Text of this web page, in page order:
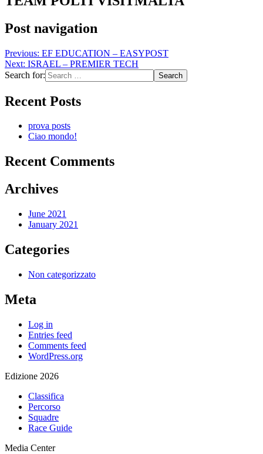
Post navigation
Previous: EF EDUCATION – EASYPOST
Next: ISRAEL – PREMIER TECH
Search for:
Recent Posts
prova posts
Ciao mondo!
Recent Comments
Archives
June 2021
January 2021
Categories
Non categorizzato
Meta
Log in
Entries feed
Comments feed
WordPress.org
Edizione 2026
Classifica
Percorso
Squadre
Race Guide
Media Center